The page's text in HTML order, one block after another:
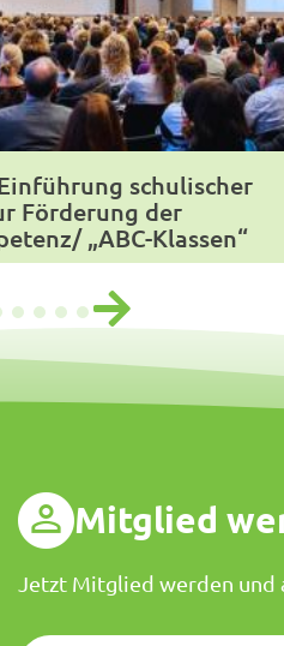
schulischer
Förderung der
„ABC-Klassen“
Mitglied
Jetzt Mitglied werden und